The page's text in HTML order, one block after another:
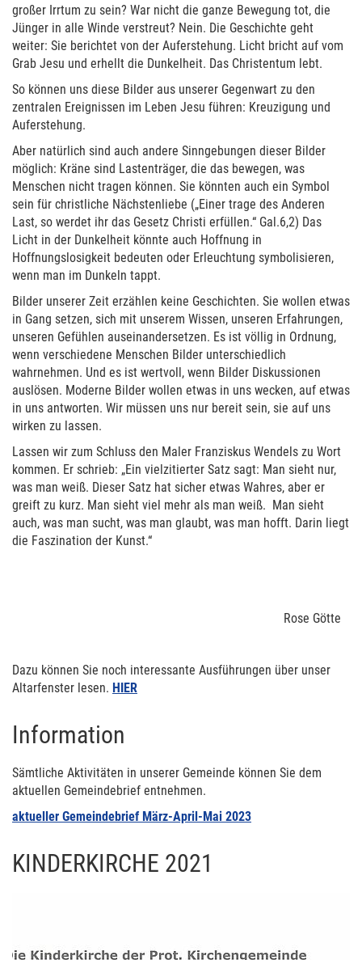
großer Irrtum zu sein? War nicht die ganze Bewegung tot, die
Jünger in alle Winde verstreut? Nein. Die Geschichte geht
weiter: Sie berichtet von der Auferstehung. Licht bricht auf vom
Grab Jesu und erhellt die Dunkelheit. Das Christentum lebt.
So können uns diese Bilder aus unserer Gegenwart zu den
zentralen Ereignissen im Leben Jesu führen: Kreuzigung und
Auferstehung.
Aber natürlich sind auch andere Sinngebungen dieser Bilder
möglich: Kräne sind Lastenträger, die das bewegen, was
Menschen nicht tragen können. Sie könnten auch ein Symbol
sein für christliche Nächstenliebe („Einer trage des Anderen
Last, so werdet ihr das Gesetz Christi erfüllen.“ Gal.6,2) Das
Licht in der Dunkelheit könnte auch Hoffnung in
Hoffnungslosigkeit bedeuten oder Erleuchtung symbolisieren,
wenn man im Dunkeln tappt.
Bilder unserer Zeit erzählen keine Geschichten. Sie wollen etwas
in Gang setzen, sich mit unserem Wissen, unseren Erfahrungen,
unseren Gefühlen auseinandersetzen. Es ist völlig in Ordnung,
wenn verschiedene Menschen Bilder unterschiedlich
wahrnehmen. Und es ist wertvoll, wenn Bilder Diskussionen
auslösen. Moderne Bilder wollen etwas in uns wecken, auf etwas
in uns antworten. Wir müssen uns nur bereit sein, sie auf uns
wirken zu lassen.
Lassen wir zum Schluss den Maler Franziskus Wendels zu Wort
kommen. Er schrieb: „Ein vielzitierter Satz sagt: Man sieht nur,
was man weiß. Dieser Satz hat sicher etwas Wahres, aber er
greift zu kurz. Man sieht viel mehr als man weiß. Man sieht
auch, was man sucht, was man glaubt, was man hofft. Darin liegt
die Faszination der Kunst.“
Rose Götte
Dazu können Sie noch interessante Ausführungen über unser
Altarfenster lesen. HIER
Information
Sämtliche Aktivitäten in unserer Gemeinde können Sie dem
aktuellen Gemeindebrief entnehmen.
aktueller Gemeindebrief März-April-Mai 2023
KINDERKIRCHE 2021